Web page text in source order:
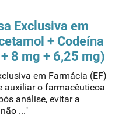
picetoprofeno
amorolfina
Exclusiva em
+ Codeína
8 mg + 6,25 mg)
em Farmácia (EF)
auxiliar o farmacêuticoa
análise, evitar a
..."